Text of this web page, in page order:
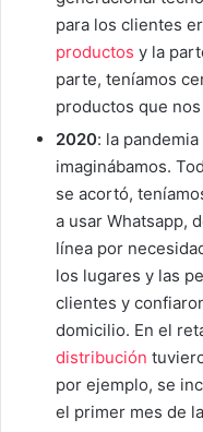
para los clientes
productos y la
parte, teníamos
productos que
2020: la
imaginábamos.
se acortó,
a usar Whatsapp,
línea por
los lugares y las
clientes y
domicilio. En el
distribución
por ejemplo, se
el primer mes de